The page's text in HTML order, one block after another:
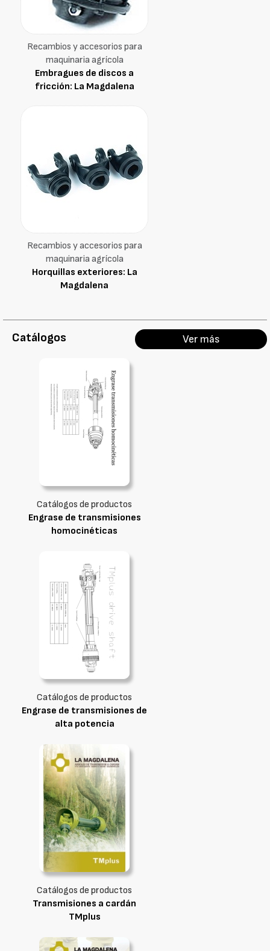
Recambios y accesorios para
maquinaria agrícola
Embragues de discos a
fricción: La Magdalena
Recambios y accesorios para
maquinaria agrícola
Horquillas exteriores: La
Magdalena
Catálogos Ver más
Catálogos de productos
Engrase de transmisiones
homocinéticas
Catálogos de productos
Engrase de transmisiones de
alta potencia
Catálogos de productos
Transmisiones a cardán
TMplus